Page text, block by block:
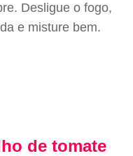
Desligue o fogo,
e misture bem.
de tomate